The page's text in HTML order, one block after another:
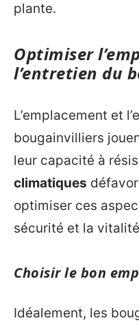
plante.
Optimiser
l’entretien du
L’emplacement et
bougainvilliers
leur capacité à
climatiques
optimiser ces
sécurité et la
Choisir le bon
Idéalement, les